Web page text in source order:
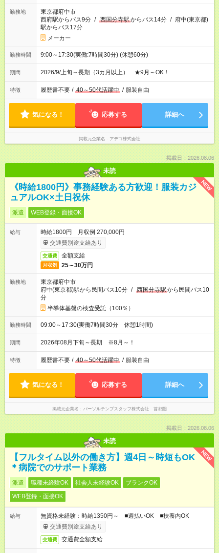
勤務地
東京都府中市
西府駅からバス9分 / 西国分寺駅からバス14分 / 府中(東京都)
駅からバス17分
メーカー
勤務時間 9:00～17:30(実働:7時間30分) (休憩60分)
期間 2026/9/上旬～長期（3カ月以上） ★9月～OK！
特徴 履歴書不要 / 40～50代活躍中 / 服装自由
気になる！ 応募する 詳細へ
掲載元企業名 アデコ株式会社
掲載日：2026.08.06
未読
NEW
《時給1800円》事務経験ある方歓迎！服装カジ
ュアルOK×土日祝休
派遣 WEB登録・面接OK
給与
時給1800円 月収例 270,000円
交通費別途支給あり
交通費 全額支給
月収例 25～30万円
勤務地
東京都府中市
府中(東京都)駅から民間バス10分 / 西国分寺駅から民間バス10
分
半導体基盤の検査受託（100％）
勤務時間 09:00～17:30(実働7時間30分 休憩1時間)
期間 2026年08月下旬～長期 ※8月～！
特徴 履歴書不要 / 40～50代活躍中 / 服装自由
気になる！ 応募する 詳細へ
掲載元企業名 パーソルテンプスタッフ株式会社 首都圏
掲載日：2026.08.06
未読
NEW
【フルタイム以外の働き方】週4日～時短もOK
＊病院でのサポート業務
派遣 職種未経験OK 社会人未経験OK
ブランクOK
WEB登録・面接OK
給与
無資格未経験：時給1350円～ ■週払いOK ■扶養内OK
交通費別途支給あり
交通費 交通費全額支給